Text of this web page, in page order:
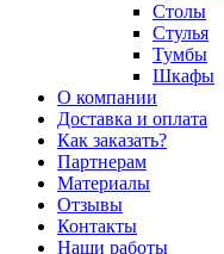
Столы
Стулья
Тумбы
Шкафы
О компании
Доставка и оплата
Как заказать?
Партнерам
Материалы
Отзывы
Контакты
Наши работы